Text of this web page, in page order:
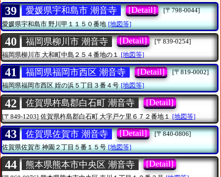
39 愛媛県宇和島市 潮音寺 [Detail]
[〒798-0044]
愛媛県宇和島市野川甲１１５０番地 [地図等]
40 福岡県柳川市 潮音寺 [Detail]
[〒839-0254]
福岡県柳川市大和町中島２５４番地の１ [地図等]
41 福岡県福岡市西区 潮音寺 [Detail]
[〒819-0002]
福岡県福岡市西区姪の浜５丁目３番４号 [地図等]
42 佐賀県杵島郡白石町 潮音寺 [Detail]
[〒849-1203] 佐賀県杵島郡白石町 大字戸ケ里６７２番地１ [地図等]
43 佐賀県佐賀市 潮音寺 [Detail]
[〒840-0806]
佐賀県佐賀市神園２丁目５番１５号 [地図等]
44 熊本県熊本市中央区 潮音寺 [Detail]